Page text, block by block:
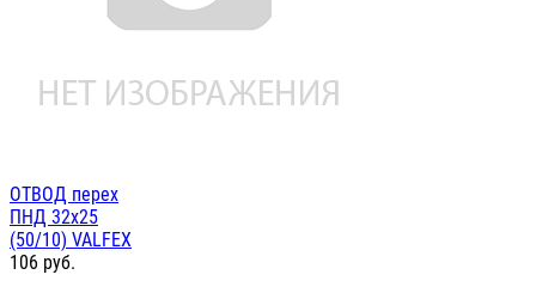
ОТВОД перех
ПНД 32х25
(50/10) VALFEX
106 руб.